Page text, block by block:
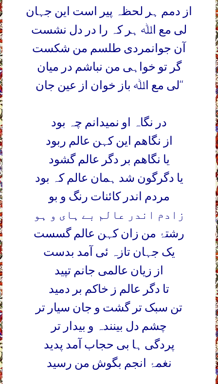
از دمم ہر لحظہ پیر است این جہان
لی مع اﷲ ہر کہ را در دل نشست
آن جوانمردی طلسم من شکست
گر تو خواہی من نباشم در میان
لی مع اﷲ باز خوان از عین جان‘‘
در نگاہ او نمیدانم چہ بود
از نگاھم این کہن عالم ربود
یا نگاھم بر دگر عالم گشود
یا دگرگون شد ہمان عالم کہ بود
مردم اندر کائنات رنگ و بو
زادم اندر عالم بے ہای و ہو
رشتہ من زان کہن عالم گسست
یک جہان تازہ ئی آمد بدست
از زیان عالمی جانم تپید
تا دگر عالم ز خاکم بر دمید
تن سبک تر گشت و جان سیار تر
چشم دل بینندہ و بیدار تر
پردگی ہا بی حجاب آمد پدید
نغمہ
انجم بگوش من رسید